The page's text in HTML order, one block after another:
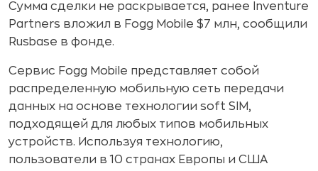
Сумма сделки не раскрывается, ранее Inventure
Partners вложил в Fogg Mobile $7 млн, сообщили
Rusbase в фонде.
Сервис Fogg Mobile представляет собой
распределенную мобильную сеть передачи
данных на основе технологии soft SIM,
подходящей для любых типов мобильных
устройств. Используя технологию,
пользователи в 10 странах Европы и США